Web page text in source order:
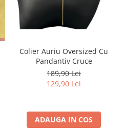
Colier Auriu Oversized Cu
Pandantiv Cruce
189,90 Lei
129,90 Lei
ADAUGA IN COS